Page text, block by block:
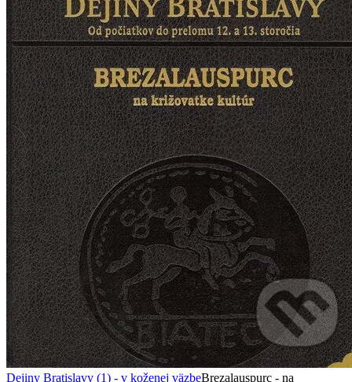
Dejiny Bratislavy (1) - v koženej väzbeBrezalauspurc - na